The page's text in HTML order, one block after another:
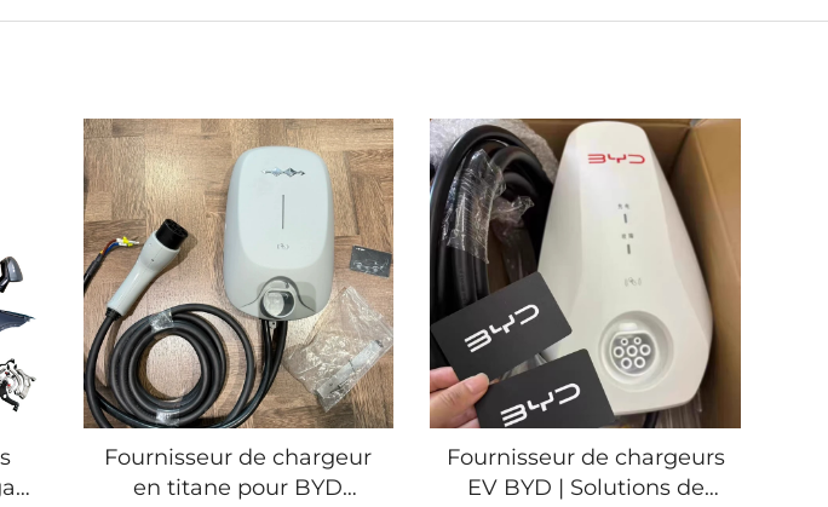
Fournisseur de chargeur
en titane pour BYD
Fournisseur de chargeurs
EV BYD | Solutions de